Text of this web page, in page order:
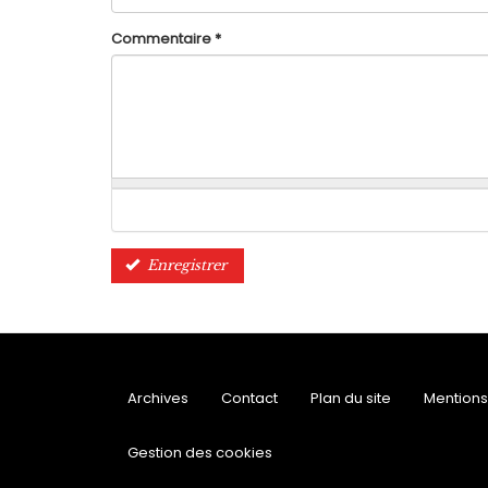
Commentaire *
Enregistrer
Archives Contact Plan du site
Gestion des cookies